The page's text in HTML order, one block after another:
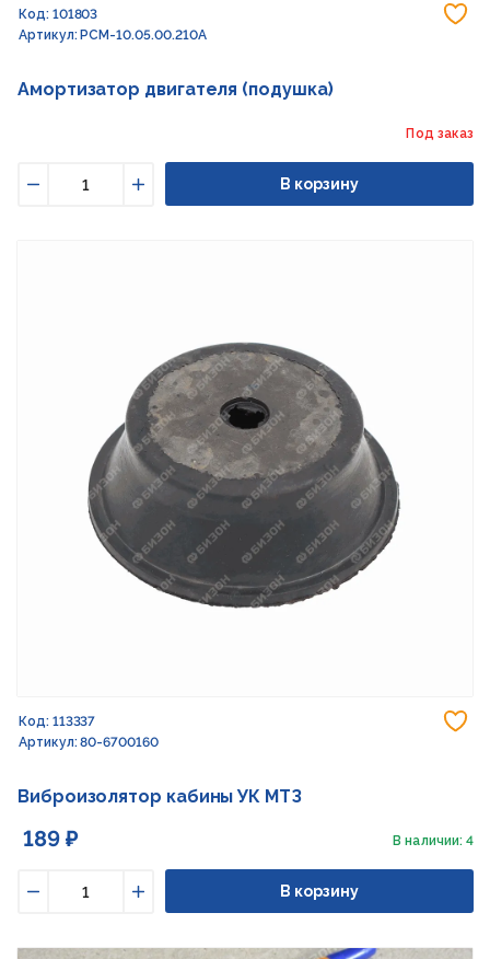
Код: 101803
Артикул: РСМ-10.05.00.210А
Амортизатор двигателя (подушка)
Под заказ
Увеличить
В корзину
Код: 113337
Артикул: 80-6700160
Виброизолятор кабины УК МТЗ
189 ₽ В наличии: 4
Увеличить
В корзину